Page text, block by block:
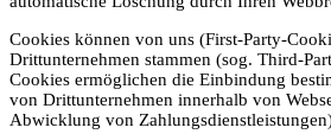
Cookies können von uns (First-Party-
Drittunternehmen stammen (sog. Third-
Cookies ermöglichen die Einbindung
von Drittunternehmen innerhalb von
Abwicklung von